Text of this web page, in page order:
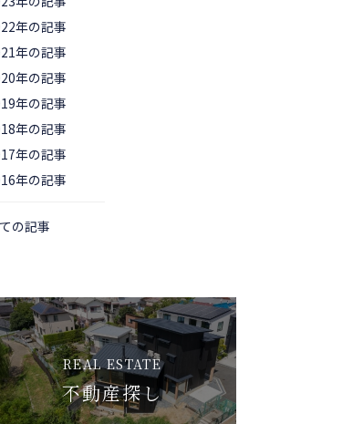
年の記事
年の記事
年の記事
年の記事
年の記事
年の記事
年の記事
の記事
REAL ESTATE
不動産探し